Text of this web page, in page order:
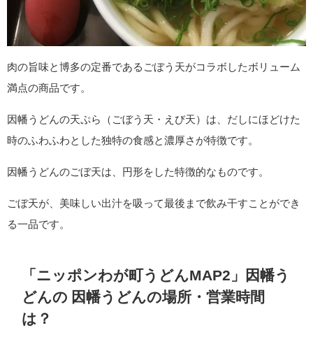
肉の旨味と博多の定番であるごぼう天がコラボしたボリューム
満点の商品です。
因幡うどんの天ぷら（ごぼう天・えび天）は、だしにほどけた
時のふわふわとした独特の食感と濃厚さが特徴です。
因幡うどんのごぼ天は、円形をした特徴的なものです。
ごぼ天が、美味しい出汁を吸って最後まで飲み干すことができ
る一品です。
「ニッポンわが町うどんMAP2」因幡う
どんの 因幡うどんの場所・営業時間
は？